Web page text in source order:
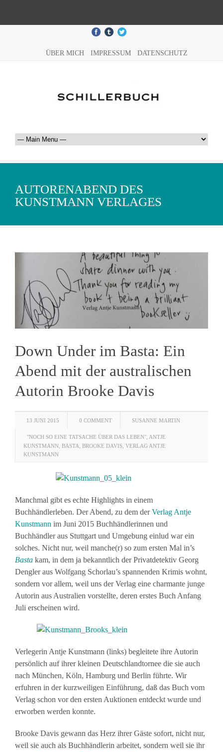
ÜBER MICH IMPRESSUM DATENSCHUTZ
AUTORENABEND DES
KUNSTMANN VERLAGES
Down Under im Basta: Ein
Abend mit der australischen
Autorin Brooke Davis
13 JUNI 2015 0 COMMENT SUSANNE MARTIN
"NOCH SO EINE TATSACHE ÜBER DAS LEBEN" ANTJE
KUNSTMANN BASTA BROOKE DAVIS VERLAG ANTJE
KUNSTMANN
Manchmal gibt es echte Highlights in einem
Buchhändlerleben. Der Abend, zu dem derVerlag Antje
Kunstmann im Juni 2015 Buchhändlerinnen und
Buchhändler aus Stuttgart und Umgebung einlud war ein
solches. Nicht nur, weil manche(r) so zum ersten Mal in’s
Basta kam, in dem ja bekanntlich der Privatdetektiv Georg
Dengler aus Wolfgang Schorlau’s spannenden Krimis wohnt,
sondern vor allem, weil uns der Verlag eine charmante junge
Autorin aus Australien vorstellte, deren erstes Buch Anfang
Juli erscheinen wird.
Verlegerin Antje Kunstmann (links) begleitete ihre Autorin
persönlich auf ihrer kleinen Deutschlandtornee die sie auch
nach München, Köln, Hamburg und Berlin führte. Wir
erfuhren in der kurzweiligen Einführung, daß das Buch vom
Verlag schon vor den ersten Auktionen entdeckt wurde und
erworben werden konnte.
Brooke Davis gewann das Herz ihrer Gäste sofort, nicht nur,
weil sie auch als Buchhändlerin arbeitet, sondern weil sie ihr